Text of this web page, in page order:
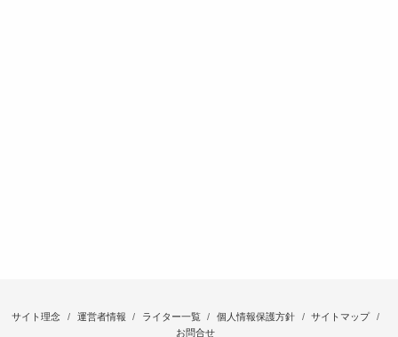
サイト理念 運営者情報 ライター一覧 個人情報保護方針
サイトマップ
お問合せ